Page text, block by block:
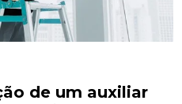
de um auxiliar